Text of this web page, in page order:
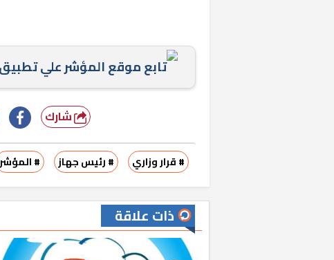
تابع موقع المؤشر علي
شارك
# قرار وزاري # رئيس جهاز # المؤشر
ذات علاقة